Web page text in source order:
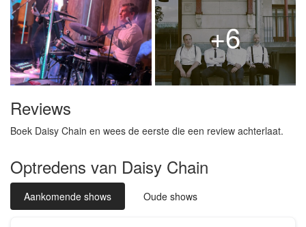
+6
Reviews
Boek Daisy Chain en wees de eerste die een review achterlaat.
Optredens van Daisy Chain
Aankomende shows Oude shows